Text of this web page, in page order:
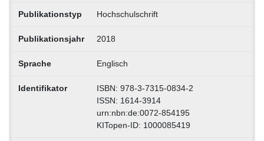
Publikationstyp Hochschulschrift
Publikationsjahr 2018
Sprache Englisch
Identifikator
ISBN: 978-3-7315-0834-2
ISSN: 1614-3914
urn:nbn:de:0072-854195
KITopen-ID: 1000085419